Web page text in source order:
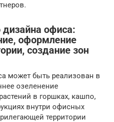
офиса:
оформление
создание зон
может быть реализован в
озеленение
в горшках, кашпо,
внутри офисных
территории